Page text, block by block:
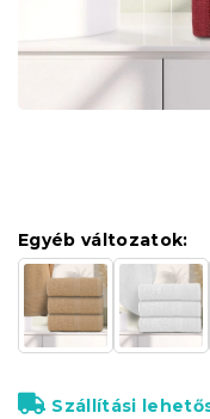
Egyéb változatok:
Szállítási